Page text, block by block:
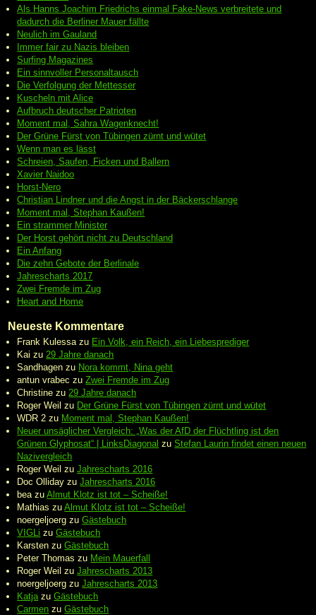
Als Hanns Joachim Friedrichs einmal Fake-News verbreitete und
dadurch die Berliner Mauer fällte
Neulich im Gauland
Immer fair zu Nazis bleiben
Surfing Magazines
Ein sinnvoller Personaltausch
Die Verfolgung der Mettesser
Kuscheln mit Alice
Aufbruch deutscher Patrioten
Moment mal, Sahra Wagenknecht!
Der Grüne Fürst von Tübingen zürnt und wütet
Wenn man es lässt
Schreien, Saufen, Ficken und Ballern
Xavier Naidoo
Horst-Nero
Christian Lindner und die Angst in der Bäckerschlange
Moment mal, Stephan Kaußen!
Ein strammer Minister
Der Horst gehört nicht zu Deutschland
Ein Anfang
Die zehn Gebote der Berlinale
Jahrescharts 2017
Zwei Fremde im Zug
Heart and Home
Neueste Kommentare
Frank Kulessa zu Ein Volk, ein Reich, ein Liebesprediger
Kai zu 29 Jahre danach
Sandhagen zu Nora kommt, Nina geht
antun vrabec zuZwei Fremde im Zug
Christine zu 29 Jahre danach
Roger Weil zu Der Grüne Fürst von Tübingen zürnt und wütet
WDR 2 zu Moment mal, Stephan Kaußen!
Neuer unsäglicher Vergleich: „Was der AfD der Flüchtling ist den
Grünen Glyphosat“ | LinksDiagonal zuStefan Laurin findet einen neuen
Nazivergleich
Roger Weil zuJahrescharts 2016
Doc Olliday zuJahrescharts 2016
bea zuAlmut Klotz ist tot – Scheiße!
Mathias zuAlmut Klotz ist tot – Scheiße!
noergeljoerg zuGästebuch
VIGLi zuGästebuch
Karsten zuGästebuch
Peter Thomas zu Mein Mauerfall
Roger Weil zuJahrescharts 2013
noergeljoerg zuJahrescharts 2013
Katja zuGästebuch
Carmen zuGästebuch